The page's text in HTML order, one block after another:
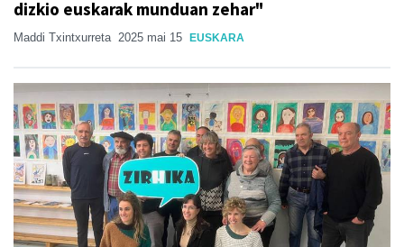
dizkio euskarak munduan zehar"
Maddi Txintxurreta 2025 mai 15 EUSKARA